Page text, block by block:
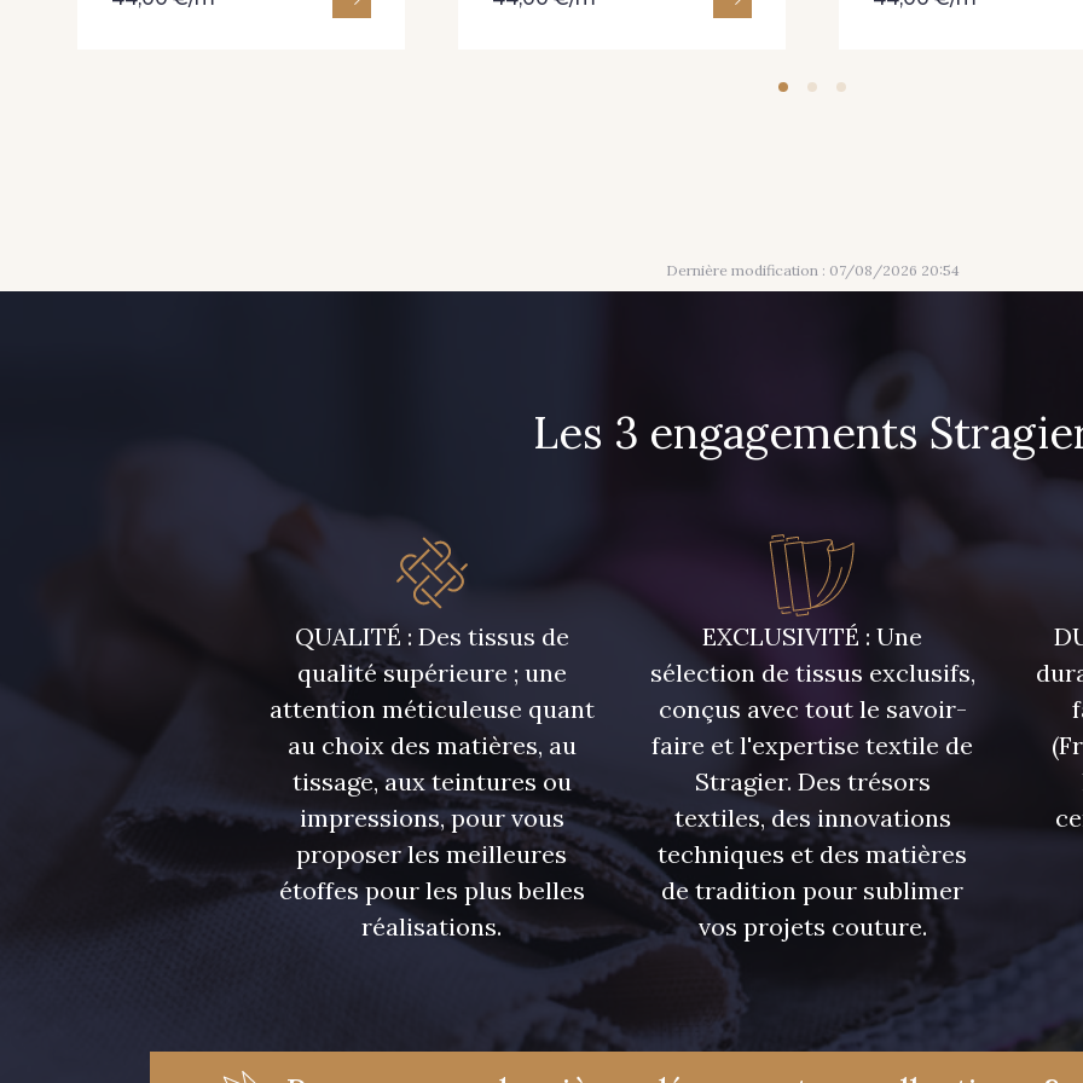
Dernière modification : 07/08/2026 20:54
Les 3 engagements
QUALITÉ : Des tissus de
qualité supérieure ; une
attention méticuleuse quant
au choix des matières, au
tissage, aux teintures ou
impressions, pour vous
proposer les meilleures
étoffes pour les plus belles
réalisations.
EXCLUSIVITÉ : Une
sélection de tissus exclusifs,
conçus avec tout le savoir-
faire et l'expertise textile de
Stragier. Des trésors
textiles, des innovations
techniques et des matières
de tradition pour sublimer
vos projets couture.